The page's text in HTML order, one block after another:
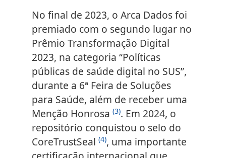
No final de 2023, o Arca Dados foi
premiado com o segundo lugar no
Prêmio Transformação Digital
2023, na categoria “Políticas
públicas de saúde digital no SUS”,
durante a 6ª Feira de Soluções
para Saúde, além de receber uma
Menção Honrosa (3). Em 2024, o
repositório conquistou o selo do
CoreTrustSeal (4), uma importante